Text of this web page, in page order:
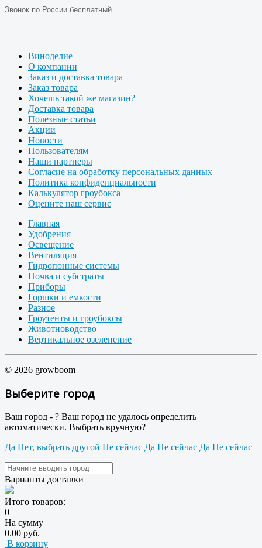
Звонок по России бесплатный
Виноделие
О компании
Заказ и доставка товара
Заказ товара
Хочешь такой же магазин?
Доставка товара
Полезные статьи
Акции
Новости
Пользователям
Наши партнеры
Согласие на обработку персональных данных
Политика конфиденциальности
Калькулятор гроубокса
Оцените наш сервис
Главная
Удобрения
Освещение
Вентиляция
Гидропонные системы
Почва и субстраты
Приборы
Горшки и емкости
Разное
Гроутенты и гроубоксы
Животноводство
Вертикальное озеленение
© 2026 growboom
Выберите город
Ваш город - ? Ваш город не удалось определить
автоматически. Выбрать вручную?
Да Нет, выбрать другой Не сейчас Да Не сейчас Да Не сейчас
Варианты доставки
Итого товаров:
0
На сумму
0.00 руб.
В корзину